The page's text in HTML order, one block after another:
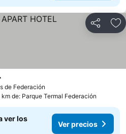
Compartir
de Federación
Ver precios
de: Parque Termal Federación
ver los
Ver precios